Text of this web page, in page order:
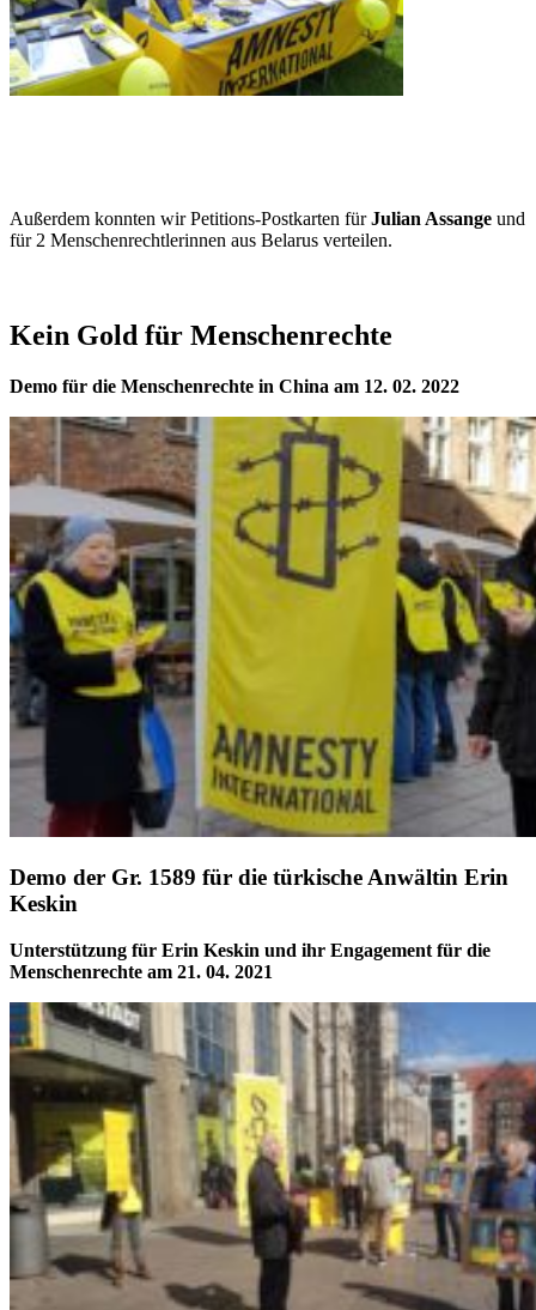
Außerdem konnten wir Petitions-Postkarten fürJulian Assange und
für 2 Menschenrechtlerinnen aus Belarus verteilen.
Kein Gold für Menschenrechte
Demo für die Menschenrechte in China am 12. 02. 2022
Demo der Gr. 1589 für die türkische Anwältin Erin
Keskin
Unterstützung für Erin Keskin und ihr Engagement für die
Menschenrechte am 21. 04. 2021